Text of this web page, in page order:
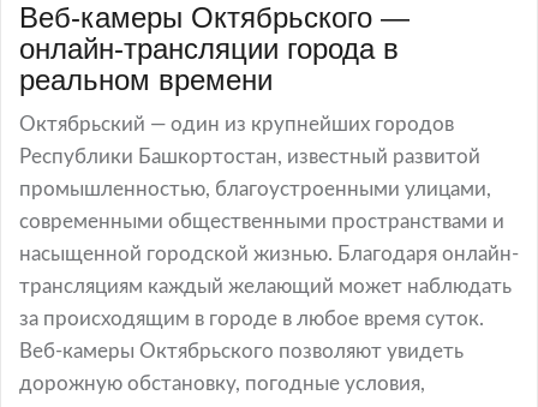
Веб-камеры Октябрьского —
онлайн-трансляции города в
реальном времени
Октябрьский — один из крупнейших городов
Республики Башкортостан, известный развитой
промышленностью, благоустроенными улицами,
современными общественными пространствами и
насыщенной городской жизнью. Благодаря онлайн-
трансляциям каждый желающий может наблюдать
за происходящим в городе в любое время суток.
Веб-камеры Октябрьского позволяют увидеть
дорожную обстановку, погодные условия,